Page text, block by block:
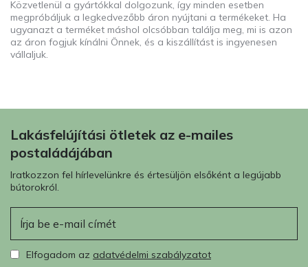
Közvetlenül a gyártókkal dolgozunk, így minden esetben
megpróbáljuk a legkedvezőbb áron nyújtani a termékeket. Ha
ugyanazt a terméket máshol olcsóbban találja meg, mi is azon
az áron fogjuk kínálni Önnek, és a kiszállítást is ingyenesen
vállaljuk.
Lakásfelújítási ötletek az e-mailes
postaládájában
Iratkozzon fel hírlevelünkre és értesüljön elsőként a legújabb
bútorokról.
Elfogadom az adatvédelmi szabályzatot